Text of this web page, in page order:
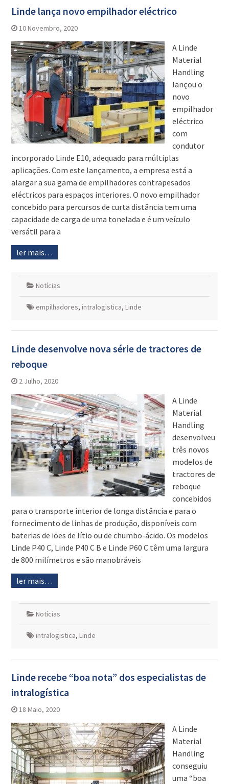
Linde lança novo empilhador eléctrico
10 Novembro, 2020
A Linde
Material
Handling
lançou o
novo
empilhador
eléctrico
com
condutor
incorporado Linde E10, adequado para múltiplas
aplicações. Com este lançamento, a empresa está a
alargar a sua gama de empilhadores contrapesados
eléctricos para espaços interiores. O novo empilhador
concebido para percursos de curta distância tem uma
capacidade de carga de uma tonelada e é um veículo
versátil para a
ler mais…
Notícias
empilhadores, intralogistica, Linde
Linde desenvolve nova série de tractores de
reboque
2 Julho, 2020
A Linde
Material
Handling
desenvolveu
três novos
modelos de
tractores de
reboque
concebidos
para o transporte interior de longa distância e para o
fornecimento de linhas de produção, disponíveis com
baterias de iões de lítio ou de chumbo-ácido. Os modelos
Linde P40 C, Linde P40 C B e Linde P60 C têm uma largura
de 800 milímetros e são manobráveis
ler mais…
Notícias
intralogistica, Linde
Linde recebe “boa nota” dos especialistas de
intralogística
18 Maio, 2020
A Linde
Material
Handling
conseguiu
uma “boa